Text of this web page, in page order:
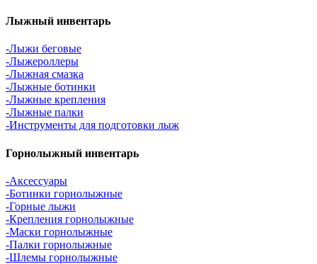
Лыжный инвентарь
-Лыжи беговые
-Лыжероллеры
-Лыжная смазка
-Лыжные ботинки
-Лыжные крепления
-Лыжные палки
-Инструменты для подготовки лыж
Горнолыжный инвентарь
-Аксессуары
-Ботинки горнолыжные
-Горные лыжи
-Крепления горнолыжные
-Маски горнолыжные
-Палки горнолыжные
-Шлемы горнолыжные